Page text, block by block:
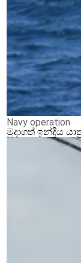
Navy operation
මුදාගත් ඉන්දීය